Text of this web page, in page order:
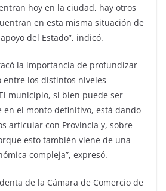
hoy en la ciudad, hay otros
en esta misma situación de
del Estado”, indicó.
la importancia de profundizar
los distintos niveles
municipio, si bien puede ser
en el monto definitivo, está dando
articular con Provincia y, sobre
esto también viene de una
compleja”, expresó.
de la Cámara de Comercio de